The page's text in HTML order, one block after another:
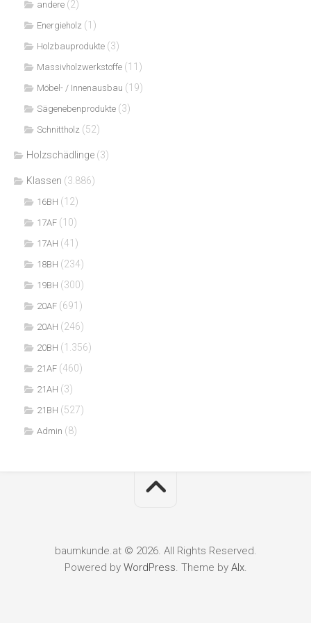
andere (2)
Energieholz (1)
Holzbauprodukte (3)
Massivholzwerkstoffe (11)
Möbel- / Innenausbau (19)
Sägenebenprodukte (3)
Schnittholz (52)
Holzschädlinge (3)
Klassen (3.886)
16BH (12)
17AF (10)
17AH (41)
18BH (234)
19BH (300)
20AF (691)
20AH (246)
20BH (1.356)
21AF (460)
21AH (3)
21BH (527)
Admin (8)
baumkunde.at © 2026. All Rights Reserved.
Powered by WordPress. Theme by Alx.